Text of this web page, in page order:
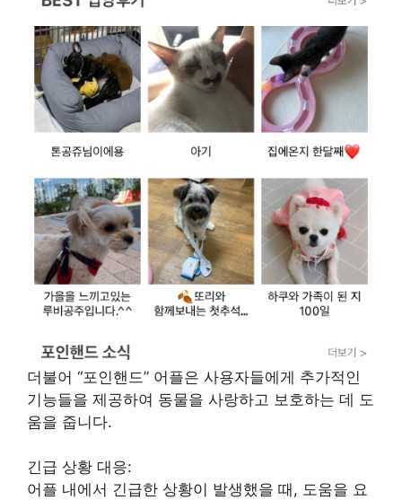
더불어 “포인핸드” 어플은 사용자들에게 추가적인
기능들을 제공하여 동물을 사랑하고 보호하는 데 도
움을 줍니다.
긴급 상황 대응:
어플 내에서 긴급한 상황이 발생했을 때, 도움을 요